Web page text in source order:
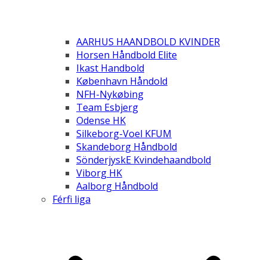
AARHUS HAANDBOLD KVINDER
Horsen Håndbold Elite
Ikast Handbold
København Håndold
NFH-Nykøbing
Team Esbjerg
Odense HK
Silkeborg-Voel KFUM
Skandeborg Håndbold
SönderjyskE Kvindehaandbold
Viborg HK
Aalborg Håndbold
Férfi liga